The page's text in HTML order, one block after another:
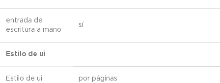
entrada de
escritura a mano
sí
Estilo de ui
Estilo de ui por páginas